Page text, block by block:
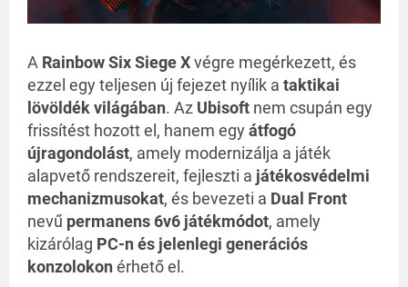
A Rainbow Six Siege Xvégre megérkezett, és
ezzel egy teljesen új fejezet nyílik a taktikai
lövöldék világában. Az Ubisoft nem csupán egy
frissítést hozott el, hanem egyátfogó
újragondolást, amely modernizálja a játék
alapvető rendszereit, fejleszti a játékosvédelmi
mechanizmusokat, és bevezeti a Dual Front
nevű permanens 6v6 játékmódot, amely
kizárólag PC-n és jelenlegi generációs
konzolokon érhető el.